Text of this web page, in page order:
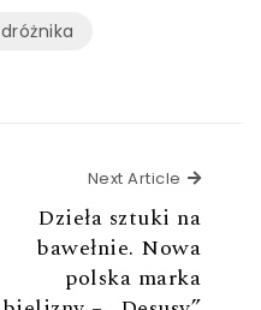
Next Article Next
Dzieła sztuki na
bawełnie. Nowa
polska marka